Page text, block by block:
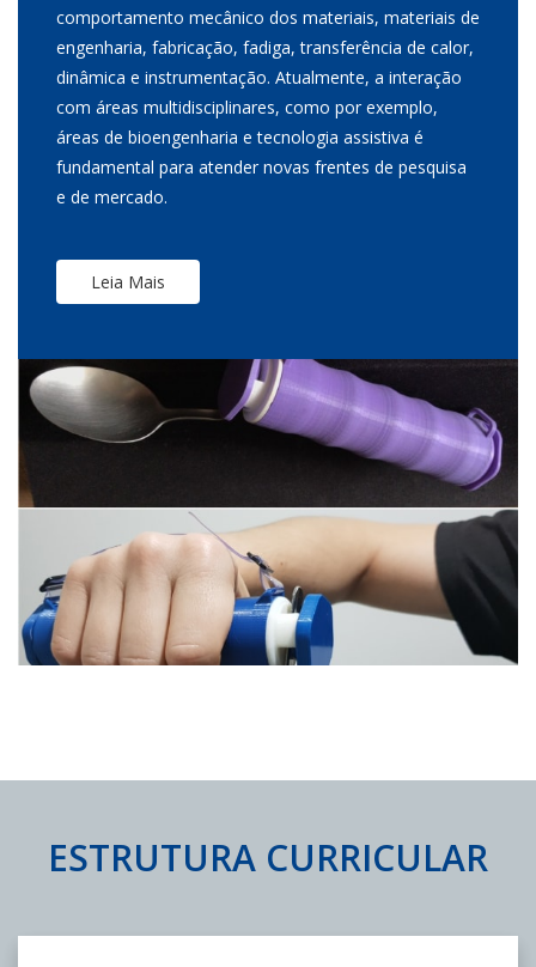
comportamento mecânico dos materiais, materiais de
engenharia, fabricação, fadiga, transferência de calor,
dinâmica e instrumentação. Atualmente, a interação
com áreas multidisciplinares, como por exemplo,
áreas de bioengenharia e tecnologia assistiva é
fundamental para atender novas frentes de pesquisa
e de mercado.
Leia Mais
ESTRUTURA CURRICULAR